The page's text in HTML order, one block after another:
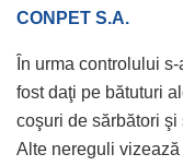
CONPET S.A.
În urma controlului
fost daţi pe bătuturi
coşuri de sărbători
Alte nereguli